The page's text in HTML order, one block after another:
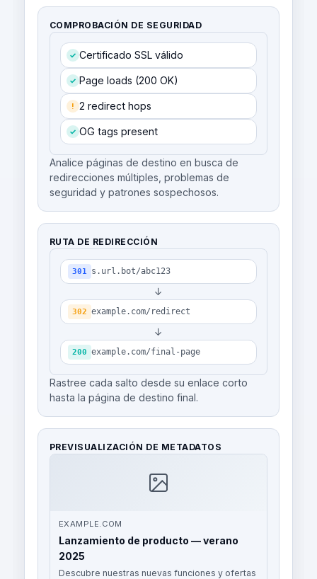
COMPROBACIÓN DE SEGURIDAD
✓ Certificado SSL válido
✓ Page loads (200 OK)
! 2 redirect hops
✓ OG tags present
Analice páginas de destino en busca de
redirecciones múltiples, problemas de
seguridad y patrones sospechosos.
RUTA DE REDIRECCIÓN
301 s.url.bot/abc123
↓
302 example.com/redirect
↓
200 example.com/final-page
Rastree cada salto desde su enlace corto
hasta la página de destino final.
PREVISUALIZACIÓN DE METADATOS
EXAMPLE.COM
Lanzamiento de producto — verano
2025
Descubre nuestras nuevas funciones y ofertas